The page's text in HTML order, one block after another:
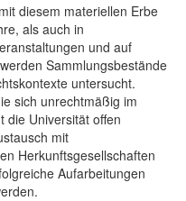
diesem materiellen Erbe
als auch in
und auf
Sammlungsbestände
untersucht.
sich unrechtmäßig im
die Universität offen
mit
Herkunftsgesellschaften
Aufarbeitungen